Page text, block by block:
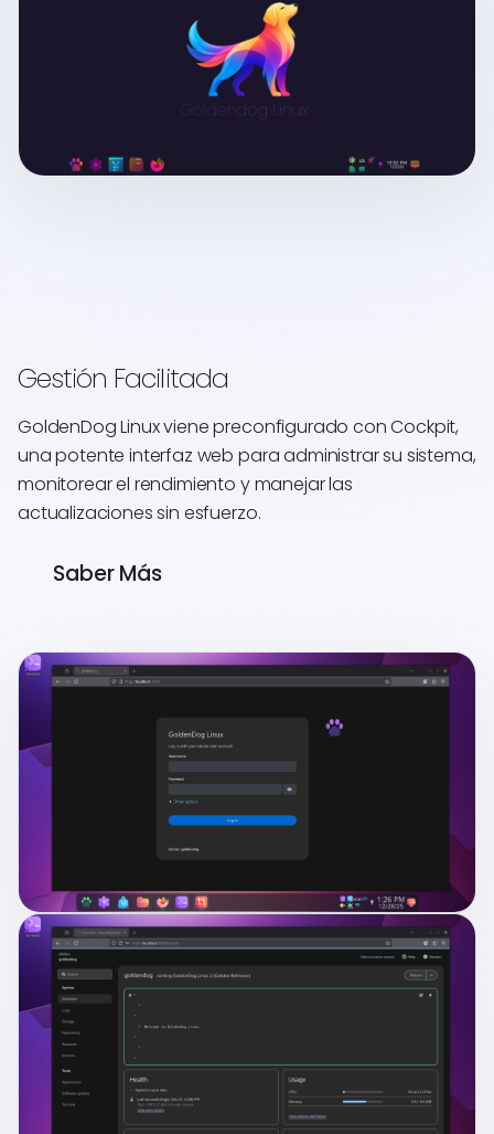
Gestión Facilitada
GoldenDog Linux viene preconfigurado con Cockpit,
una potente interfaz web para administrar su sistema,
monitorear el rendimiento y manejar las
actualizaciones sin esfuerzo.
Saber Más